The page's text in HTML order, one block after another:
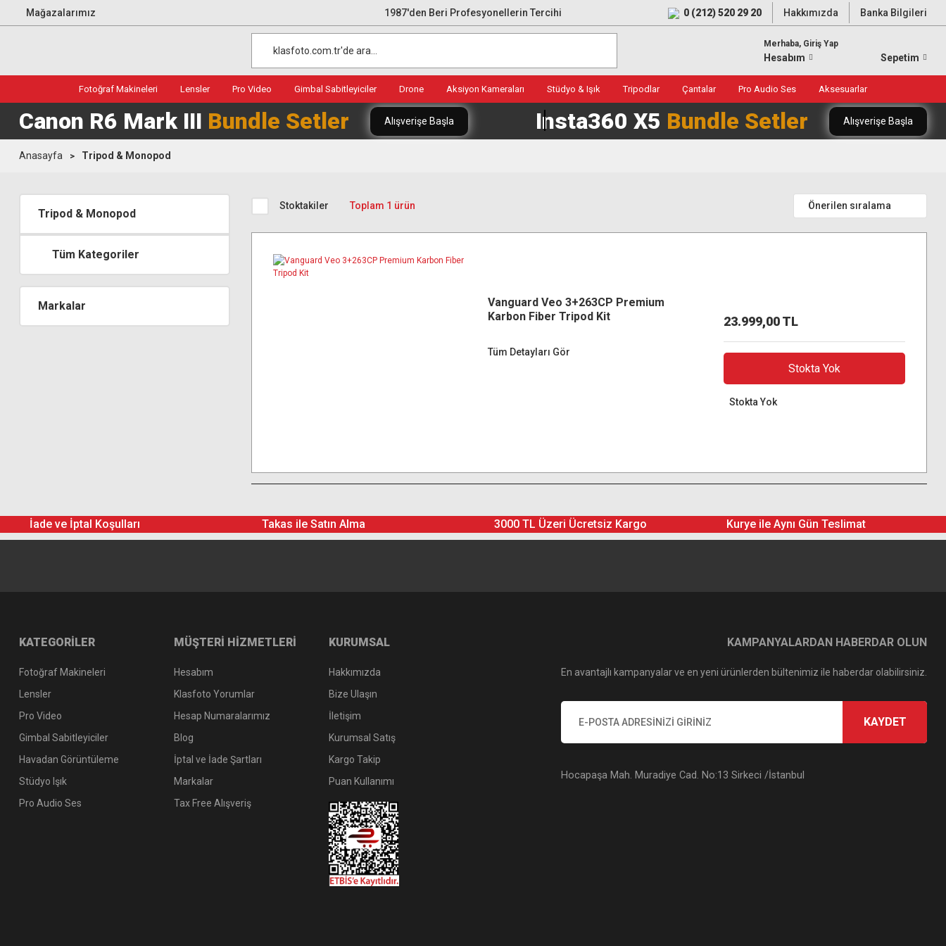
Mağazalarımız 1987'den Beri Profesyonellerin Tercihi 0 (212) 520 29 20 Hakkımızda Banka Bilgileri
Merhaba, Giriş Yap
Hesabım Sepetim
Fotoğraf Makineleri Lensler Pro Video Gimbal Sabitleyiciler Drone Aksiyon Kameraları Stüdyo & Işık Tripodlar Çantalar Pro Audio Ses Aksesuarlar
Canon R6 Mark III Bundle Setler Alışverişe Başla Insta360 X5 Bundle Setler Alışverişe Başla
Anasayfa Tripod & Monopod
Tripod & Monopod
Tüm Kategoriler
Markalar
Stoktakiler Toplam 1 ürün
Vanguard Veo 3+263CP Premium
Karbon Fiber Tripod Kit
Tüm Detayları Gör
23.999,00 TL
Stokta Yok
Stokta Yok
İade ve İptal Koşulları Takas ile Satın Alma 3000 TL Üzeri Ücretsiz Kargo Kurye ile Aynı Gün Teslimat
KATEGORİLER
Fotoğraf Makineleri
Lensler
Pro Video
Gimbal Sabitleyiciler
Havadan Görüntüleme
Stüdyo Işık
Pro Audio Ses
MÜŞTERİ HİZMETLERİ
Hesabım
Klasfoto Yorumlar
Hesap Numaralarımız
Blog
İptal ve İade Şartları
Markalar
Tax Free Alışveriş
KURUMSAL
Hakkımızda
Bize Ulaşın
İletişim
Kurumsal Satış
Kargo Takip
Puan Kullanımı
KAMPANYALARDAN HABERDAR OLUN
En avantajlı kampanyalar ve en yeni ürünlerden bültenimiz ile haberdar olabilirsiniz.
KAYDET
Hocapaşa Mah. Muradiye Cad. No:13 Sirkeci /İstanbul